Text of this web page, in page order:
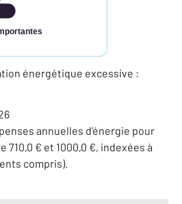
énergétique excessive :
annuelles d'énergie pour
710,0 € et 1000,0 €, indexées à
compris).